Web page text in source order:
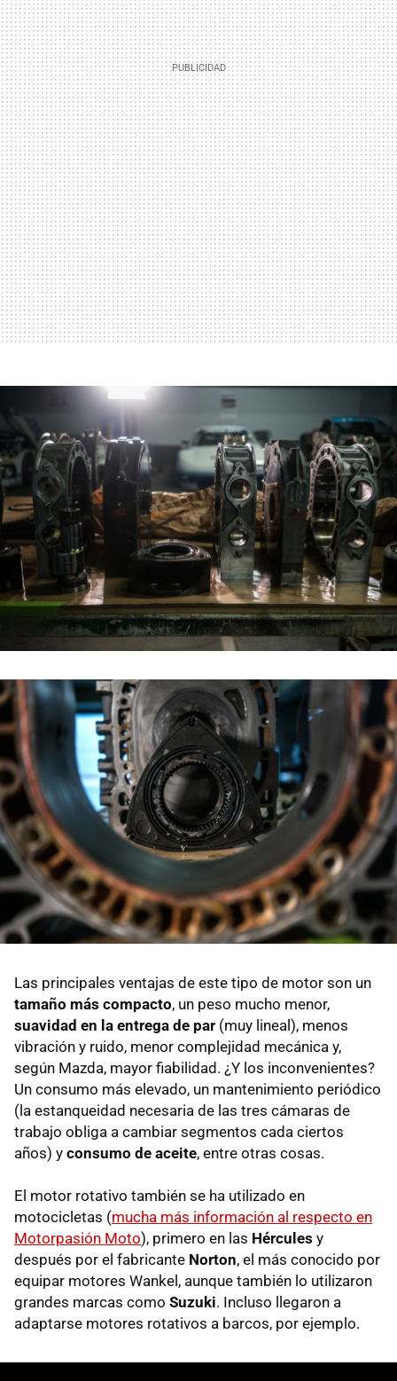
Las principales ventajas de este tipo de motor son un
tamaño más compacto, un peso mucho menor,
suavidad en la entrega de par (muy lineal), menos
vibración y ruido, menor complejidad mecánica y,
según Mazda, mayor fiabilidad. ¿Y los inconvenientes?
Un consumo más elevado, un mantenimiento periódico
(la estanqueidad necesaria de las tres cámaras de
trabajo obliga a cambiar segmentos cada ciertos
años) y consumo de aceite, entre otras cosas.
El motor rotativo también se ha utilizado en
motocicletas (mucha más información al respecto en
Motorpasión Moto), primero en las Hércules y
después por el fabricante Norton, el más conocido por
equipar motores Wankel, aunque también lo utilizaron
grandes marcas como Suzuki. Incluso llegaron a
adaptarse motores rotativos a barcos, por ejemplo.